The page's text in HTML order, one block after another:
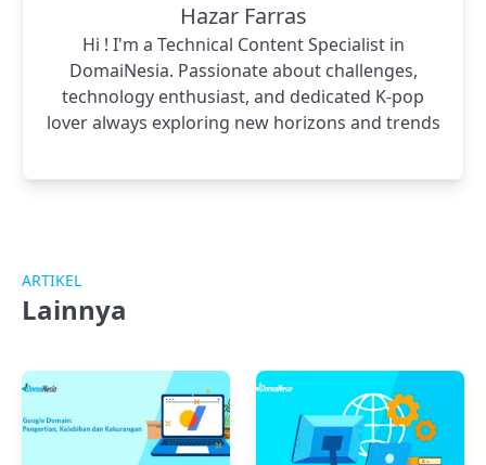
Hazar Farras
Hi ! I'm a Technical Content Specialist in
DomaiNesia. Passionate about challenges,
technology enthusiast, and dedicated K-pop
lover always exploring new horizons and trends
ARTIKEL
Lainnya